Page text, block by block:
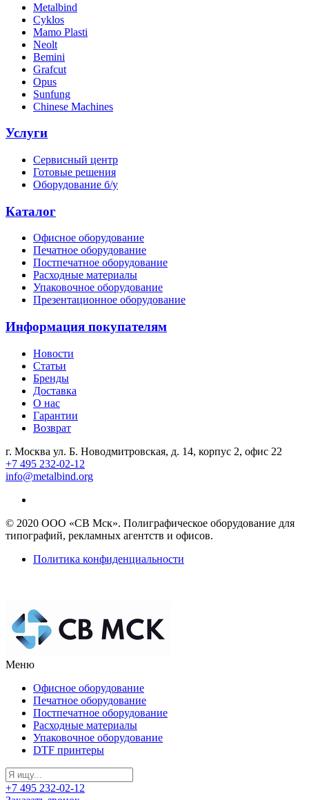
Metalbind
Cyklos
Mamo Plasti
Neolt
Bemini
Grafcut
Opus
Sunfung
Chinese Machines
Услуги
Сервисный центр
Готовые решения
Оборудование б/у
Каталог
Офисное оборудование
Печатное оборудование
Постпечатное оборудование
Расходные материалы
Упаковочное оборудование
Презентационное оборудование
Информация покупателям
Новости
Статьи
Бренды
Доставка
О нас
Гарантии
Возврат
г. Москва ул. Б. Новодмитровская, д. 14, корпус 2, офис 22
+7 495 232-02-12
info@metalbind.org
© 2020 ООО «СВ Мск». Полиграфическое оборудование для
типографий, рекламных агентств и офисов.
Политика конфиденциальности
Меню
Офисное оборудование
Печатное оборудование
Постпечатное оборудование
Расходные материалы
Упаковочное оборудование
DTF принтеры
+7 495 232-02-12